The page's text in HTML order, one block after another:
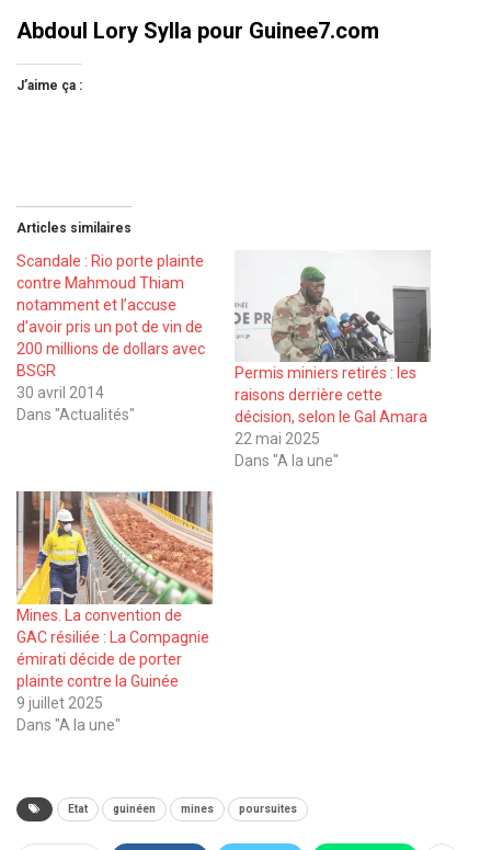
Abdoul Lory Sylla pour Guinee7.com
J’aime ça :
Articles similaires
Scandale : Rio porte plainte
contre Mahmoud Thiam
notamment et l’accuse
d’avoir pris un pot de vin de
200 millions de dollars avec
BSGR
30 avril 2014
Dans "Actualités"
Permis miniers retirés : les
raisons derrière cette
décision, selon le Gal Amara
22 mai 2025
Dans "A la une"
Mines. La convention de
GAC résiliée : La Compagnie
émirati décide de porter
plainte contre la Guinée
9 juillet 2025
Dans "A la une"
Etat guinéen mines poursuites